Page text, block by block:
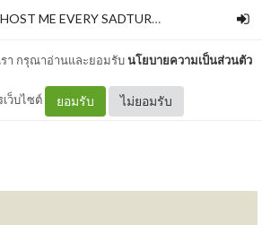
รา กรุณาอ่านและยอมรับนโยบายความเป็นส่วนตัว
เว็บไซต์ ยอมรับ ไม่ยอมรับ
YOU GHOST ME EVERY SADTURDAY NIGHT
ache